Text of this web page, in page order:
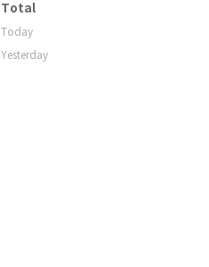
Total
Today
Yesterday